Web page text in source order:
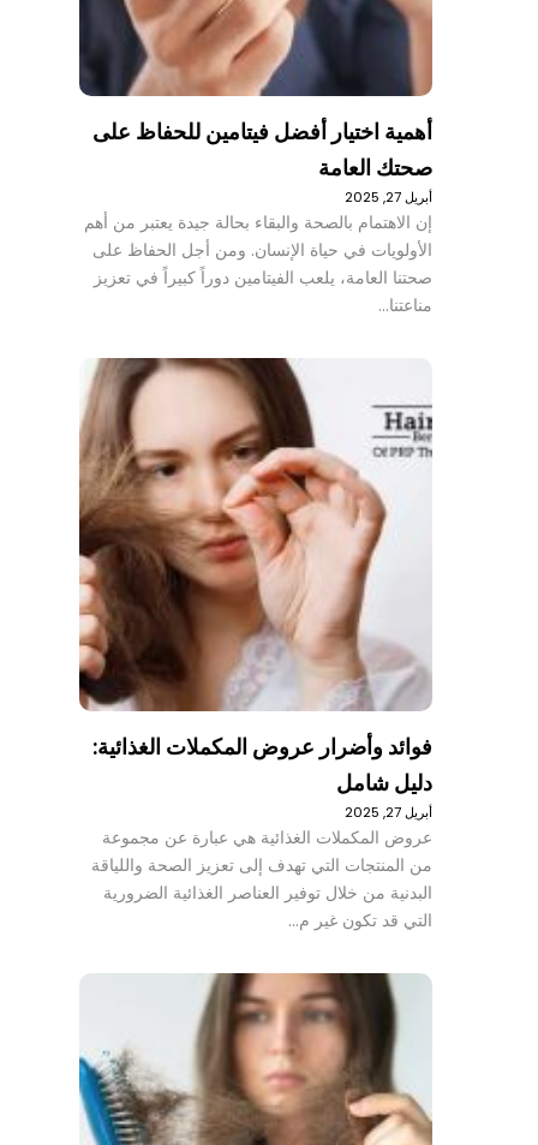
أهمية اختيار أفضل فيتامين للحفاظ على
صحتك العامة
أبريل 27, 2025
إن الاهتمام بالصحة والبقاء بحالة جيدة يعتبر من أهم
الأولويات في حياة الإنسان. ومن أجل الحفاظ على
صحتنا العامة، يلعب الفيتامين دوراً كبيراً في تعزيز
مناعتنا…
فوائد وأضرار عروض المكملات الغذائية:
دليل شامل
أبريل 27, 2025
عروض المكملات الغذائية هي عبارة عن مجموعة
من المنتجات التي تهدف إلى تعزيز الصحة واللياقة
البدنية من خلال توفير العناصر الغذائية الضرورية
التي قد تكون غير م…